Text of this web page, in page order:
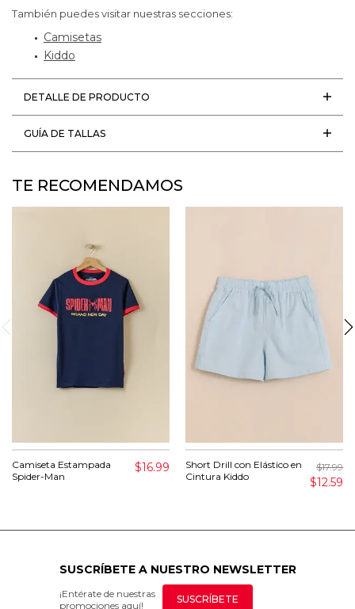
También puedes visitar nuestras secciones:
Camisetas
Kiddo
DETALLE DE PRODUCTO
GUÍA DE TALLAS
TE RECOMENDAMOS
Camiseta Estampada
Spider-Man
$16.99
Short Drill con Elástico en
Cintura Kiddo
$17.99
$12.59
SUSCRÍBETE A NUESTRO NEWSLETTER
¡Entérate de nuestras
promociones aquí!
SUSCRÍBETE